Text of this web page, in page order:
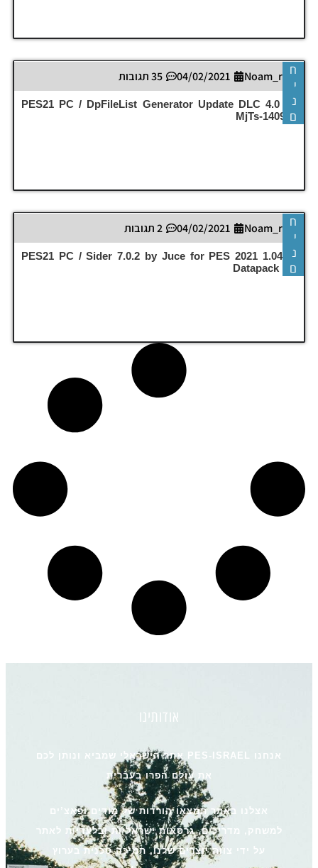
Noam_r
04/02/2021 35 תגובות
PES21 PC / DpFileList Generator Update DLC 4.0 by
MjTs-140914
ח
י
נ
ם
Noam_r
04/02/2021 2 תגובות
PES21 PC / Sider 7.0.2 by Juce for PES 2021 1.04.00
Datapack 4.0
ח
י
נ
ם
אודותינו
אנחנו PES-ISRAEL אתר הישראלי שמביא ונותן לכם
את עולם הפרו בעברית
אצלנו באתר תמצאו הורדות של מודים ופאצ’ים
למשחק, מדריכים, גרסאות ישראליות ובלעדיות לאתר
על ידי צוות יוצרים שלנו, תמיכה טכנית בערוץ